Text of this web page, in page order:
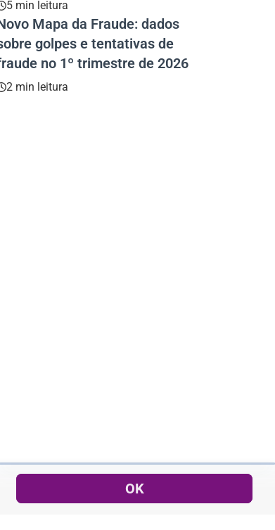
5 min leitura
Mapa da Fraude: dados
golpes e tentativas de
no 1º trimestre de 2026
2 min leitura